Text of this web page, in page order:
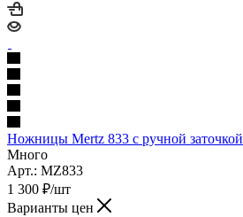
Ножницы Mertz 833 с ручной заточкой
Много
Арт.: MZ833
1 300 ₽/шт
Варианты цен